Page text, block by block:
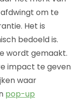
om te
Het is
bedoeld is.
wordt gemaakt.
impact te geven
waar
pop-up